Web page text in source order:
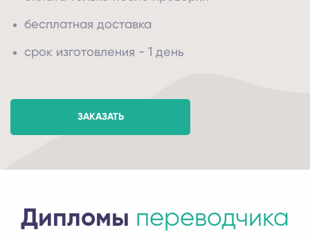
бесплатная доставка
срок изготовления - 1 день
ЗАКАЗАТЬ
Дипломы переводчика